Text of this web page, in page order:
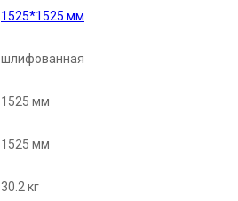
1525*1525 мм
шлифованная
1525 мм
1525 мм
30.2 кг